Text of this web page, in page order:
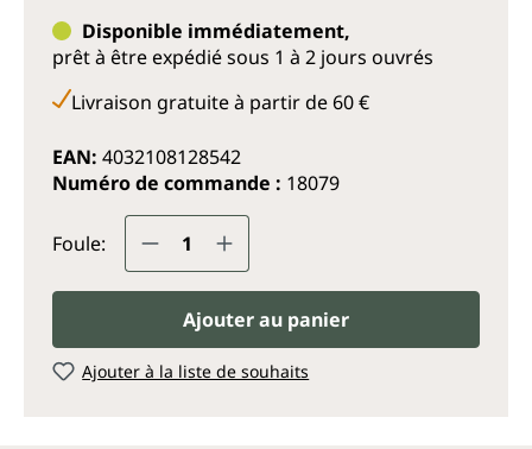
Disponible immédiatement,
prêt à être expédié sous 1 à 2 jours ouvrés
Livraison gratuite à partir de 60 €
EAN: 4032108128542
Numéro de commande : 18079
Foule: Quantité de produit : Entrez la
Ajouter au panier
Ajouter à la liste de souhaits